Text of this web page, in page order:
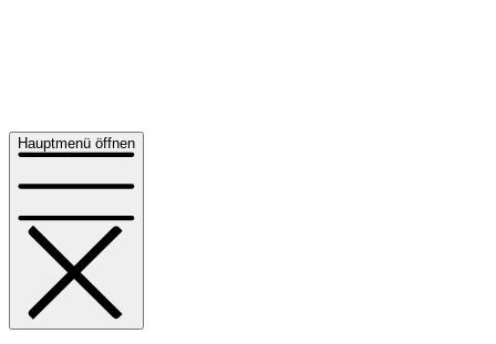
Hauptmenü öffnen